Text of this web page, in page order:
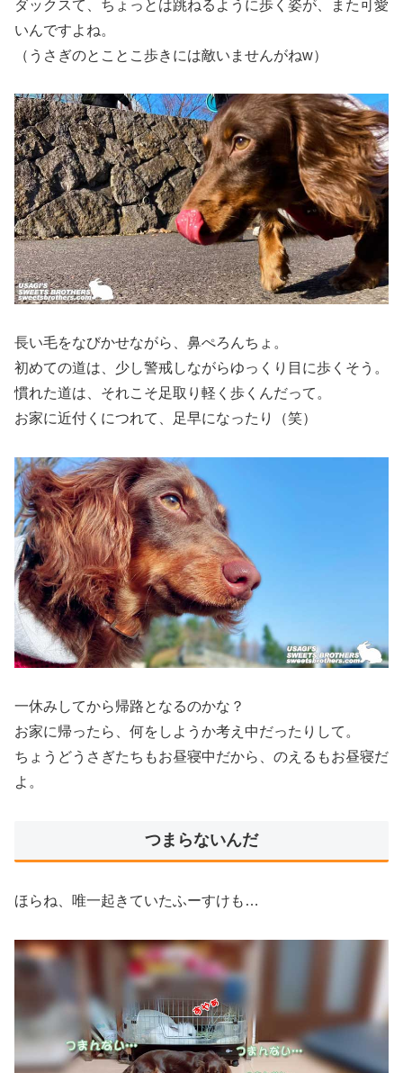
ダックスて、ちょっとは跳ねるように歩く姿が、また可愛
いんですよね。
（うさぎのとことこ歩きには敵いませんがねw）
長い毛をなびかせながら、鼻ぺろんちょ。
初めての道は、少し警戒しながらゆっくり目に歩くそう。
慣れた道は、それこそ足取り軽く歩くんだって。
お家に近付くにつれて、足早になったり（笑）
一休みしてから帰路となるのかな？
お家に帰ったら、何をしようか考え中だったりして。
ちょうどうさぎたちもお昼寝中だから、のえるもお昼寝だ
よ。
つまらないんだ
ほらね、唯一起きていたふーすけも…